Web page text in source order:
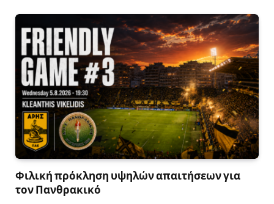
Φιλική πρόκληση υψηλών απαιτήσεων για
τον Πανθρακικό